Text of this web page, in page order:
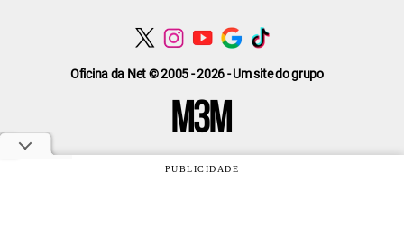
Oficina da Net © 2005 - 2026 - Um site do grupo
PUBLICIDADE